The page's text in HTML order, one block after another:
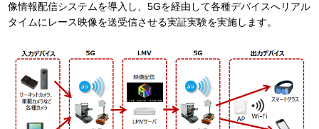
像情報配信システムを導入し、5Gを経由して各種デバイスへリアル
タイムにレース映像を送受信させる実証実験を実施します。